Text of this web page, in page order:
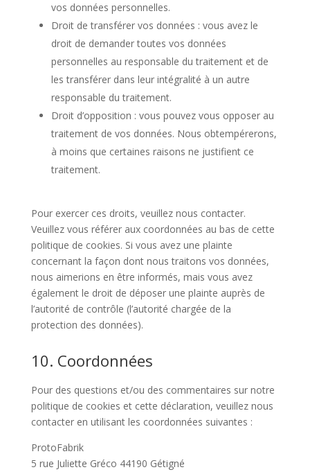
vos données personnelles.
Droit de transférer vos données : vous avez le
droit de demander toutes vos données
personnelles au responsable du traitement et de
les transférer dans leur intégralité à un autre
responsable du traitement.
Droit d’opposition : vous pouvez vous opposer au
traitement de vos données. Nous obtempérerons,
à moins que certaines raisons ne justifient ce
traitement.
Pour exercer ces droits, veuillez nous contacter.
Veuillez vous référer aux coordonnées au bas de cette
politique de cookies. Si vous avez une plainte
concernant la façon dont nous traitons vos données,
nous aimerions en être informés, mais vous avez
également le droit de déposer une plainte auprès de
l’autorité de contrôle (l’autorité chargée de la
protection des données).
10. Coordonnées
Pour des questions et/ou des commentaires sur notre
politique de cookies et cette déclaration, veuillez nous
contacter en utilisant les coordonnées suivantes :
ProtoFabrik
5 rue Juliette Gréco 44190 Gétigné